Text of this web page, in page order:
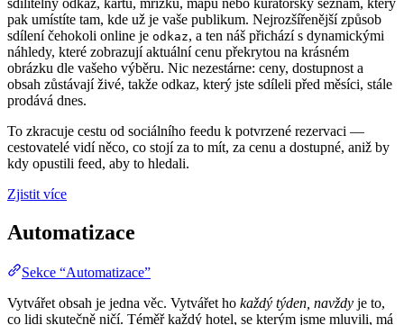
sdílitelný odkaz, kartu, mřížku, mapu nebo kurátorský seznam, který
pak umístíte tam, kde už je vaše publikum. Nejrozšířenější způsob
sdílení čehokoli online je odkaz, a ten náš přichází s dynamickými
náhledy, které zobrazují aktuální cenu překrytou na krásném
obrázku dle vašeho výběru. Nic nezestárne: ceny, dostupnost a
obsah zůstávají živé, takže odkaz, který jste sdíleli před měsíci, stále
prodává dnes.
To zkracuje cestu od sociálního feedu k potvrzené rezervaci —
cestovatelé vidí něco, co stojí za to mít, za cenu a dostupné, aniž by
kdy opustili feed, aby to hledali.
Zjistit více
Automatizace
Sekce “Automatizace”
Vytvářet obsah je jedna věc. Vytvářet ho každý týden, navždy je to,
co lidi skutečně ničí. Téměř každý hotel, se kterým jsme mluvili, má